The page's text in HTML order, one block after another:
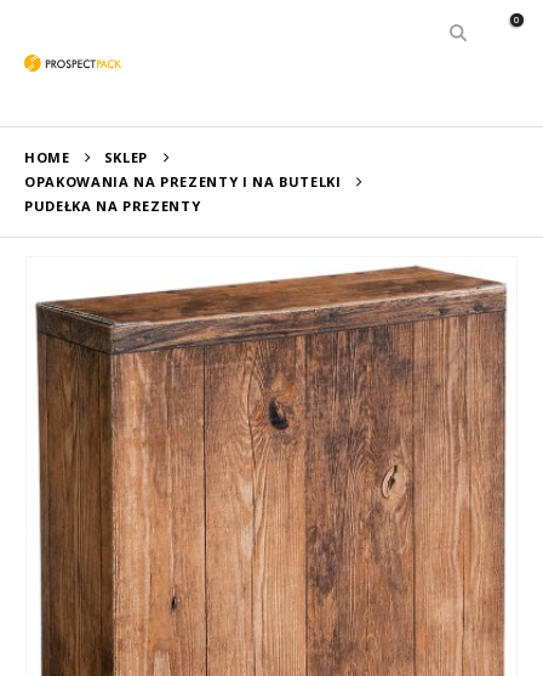
0
HOME
SKLEP
OPAKOWANIA NA PREZENTY I NA BUTELKI
PUDEŁKA NA PREZENTY